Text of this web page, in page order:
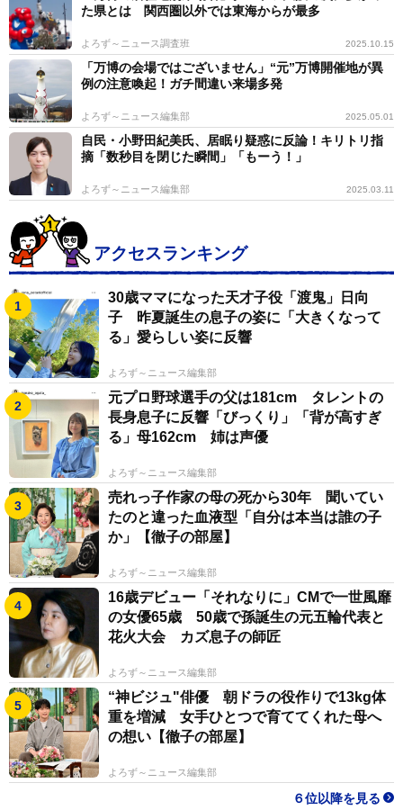
た県とは 関西圏以外では東海からが最多
よろず～ニュース調査班 2025.10.15
「万博の会場ではございません」“元”万博開催地が異
例の注意喚起！ガチ間違い来場多発
よろず～ニュース編集部 2025.05.01
自民・小野田紀美氏、居眠り疑惑に反論！キリトリ指
摘「数秒目を閉じた瞬間」「もーう！」
よろず～ニュース編集部 2025.03.11
アクセスランキング
30歳ママになった天才子役「渡鬼」日向
子 昨夏誕生の息子の姿に「大きくなって
る」愛らしい姿に反響
よろず～ニュース編集部
元プロ野球選手の父は181cm タレントの
長身息子に反響「びっくり」「背が高すぎ
る」母162cm 姉は声優
よろず～ニュース編集部
売れっ子作家の母の死から30年 聞いてい
たのと違った血液型「自分は本当は誰の子
か」【徹子の部屋】
よろず～ニュース編集部
16歳デビュー「それなりに」CMで一世風靡
の女優65歳 50歳で孫誕生の元五輪代表と
花火大会 カズ息子の師匠
よろず～ニュース編集部
“神ビジュ"俳優 朝ドラの役作りで13kg体
重を増減 女手ひとつで育ててくれた母へ
の想い【徹子の部屋】
よろず～ニュース編集部
６位以降を見る